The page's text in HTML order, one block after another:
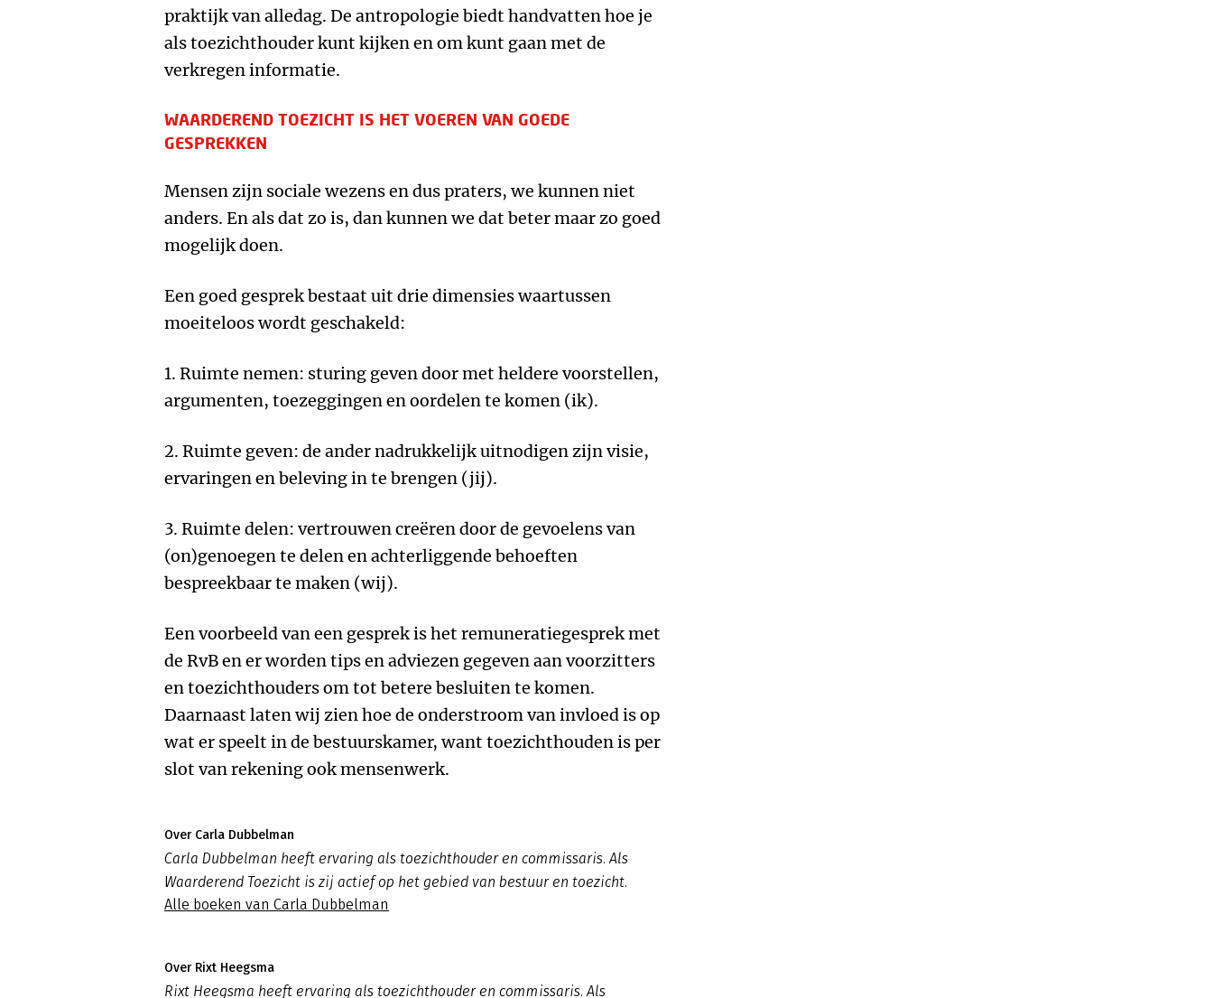
praktijk van alledag. De antropologie biedt handvatten hoe je
als toezichthouder kunt kijken en om kunt gaan met de
verkregen informatie.
WAARDEREND TOEZICHT IS HET VOEREN VAN GOEDE
GESPREKKEN
Mensen zijn sociale wezens en dus praters, we kunnen niet
anders. En als dat zo is, dan kunnen we dat beter maar zo goed
mogelijk doen.
Een goed gesprek bestaat uit drie dimensies waartussen
moeiteloos wordt geschakeld:
1. Ruimte nemen: sturing geven door met heldere voorstellen,
argumenten, toezeggingen en oordelen te komen (ik).
2. Ruimte geven: de ander nadrukkelijk uitnodigen zijn visie,
ervaringen en beleving in te brengen (jij).
3. Ruimte delen: vertrouwen creëren door de gevoelens van
(on)genoegen te delen en achterliggende behoeften
bespreekbaar te maken (wij).
Een voorbeeld van een gesprek is het remuneratiegesprek met
de RvB en er worden tips en adviezen gegeven aan voorzitters
en toezichthouders om tot betere besluiten te komen.
Daarnaast laten wij zien hoe de onderstroom van invloed is op
wat er speelt in de bestuurskamer, want toezichthouden is per
slot van rekening ook mensenwerk.
Over Carla Dubbelman
Carla Dubbelman heeft ervaring als toezichthouder en commissaris. Als
Waarderend Toezicht is zij actief op het gebied van bestuur en toezicht.
Alle boeken van Carla Dubbelman
Over Rixt Heegsma
Rixt Heegsma heeft ervaring als toezichthouder en commissaris. Als